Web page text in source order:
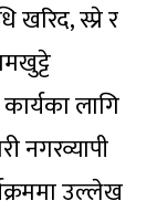
स्प्रे र
लागि
नगरव्यापी
उल्लेख